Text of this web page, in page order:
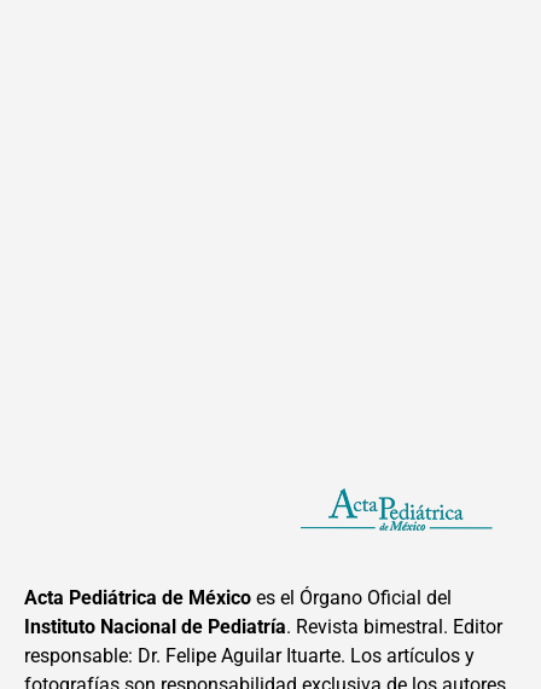
Acta Pediátrica de México es el Órgano Oficial del
Instituto Nacional de Pediatría. Revista bimestral. Editor
responsable: Dr. Felipe Aguilar Ituarte. Los artículos y
fotografías son responsabilidad exclusiva de los autores.